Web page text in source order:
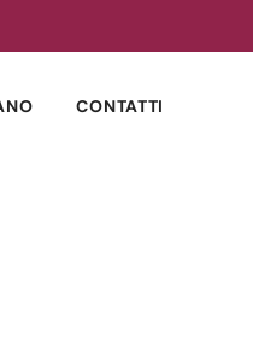
CONTATTI